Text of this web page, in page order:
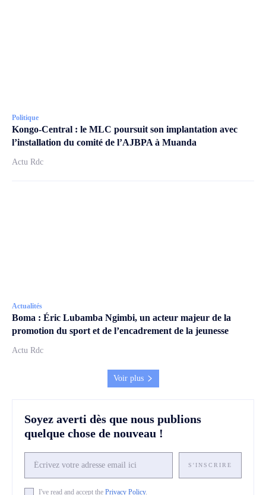
Politique
Kongo-Central : le MLC poursuit son implantation avec
l’installation du comité de l’AJBPA à Muanda
Actu Rdc
Actualités
Boma : Éric Lubamba Ngimbi, un acteur majeur de la
promotion du sport et de l’encadrement de la jeunesse
Actu Rdc
Voir plus
Soyez averti dès que nous publions
quelque chose de nouveau !
S'INSCRIRE
I've read and accept the Privacy Policy.